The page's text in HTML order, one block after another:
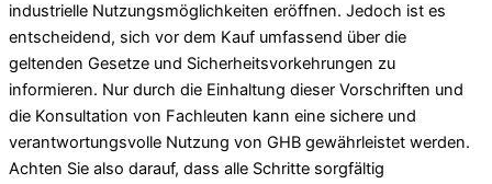
industrielle Nutzungsmöglichkeiten eröffnen. Jedoch ist es
entscheidend, sich vor dem Kauf umfassend über die
geltenden Gesetze und Sicherheitsvorkehrungen zu
informieren. Nur durch die Einhaltung dieser Vorschriften und
die Konsultation von Fachleuten kann eine sichere und
verantwortungsvolle Nutzung von GHB gewährleistet werden.
Achten Sie also darauf, dass alle Schritte sorgfältig